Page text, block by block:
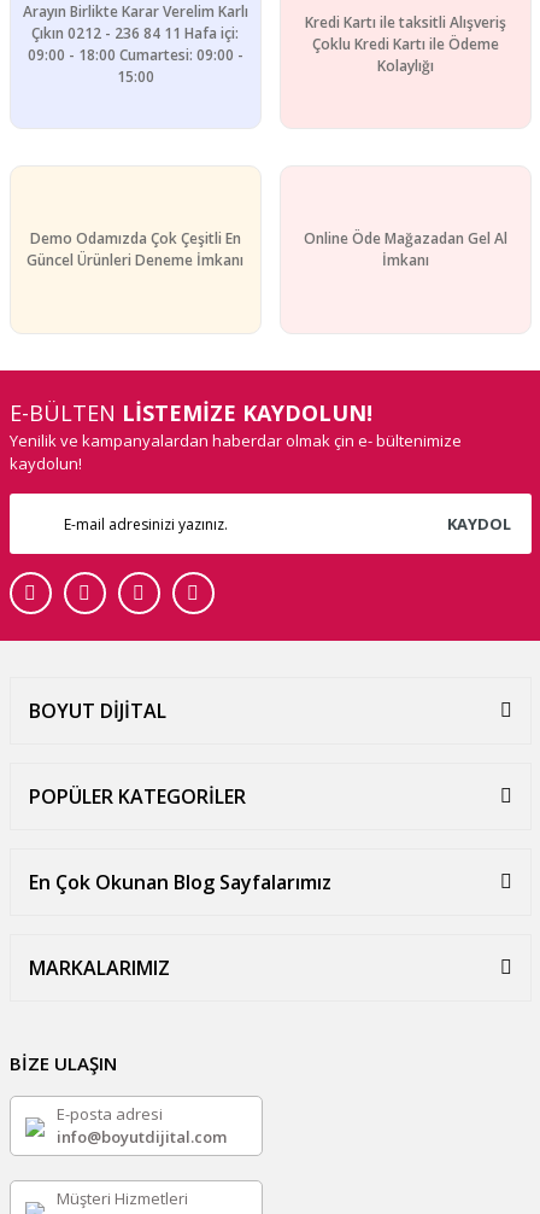
Arayın Birlikte Karar Verelim Karlı
Çıkın 0212 - 236 84 11 Hafa içi:
09:00 - 18:00 Cumartesi: 09:00 -
15:00
Kredi Kartı ile taksitli Alışveriş
Çoklu Kredi Kartı ile Ödeme
Kolaylığı
Demo Odamızda Çok Çeşitli En
Güncel Ürünleri Deneme İmkanı
Online Öde Mağazadan Gel Al
İmkanı
E-BÜLTEN LİSTEMİZE KAYDOLUN!
Yenilik ve kampanyalardan haberdar olmak çin e- bültenimize
kaydolun!
KAYDOL
BOYUT DİJİTAL
POPÜLER KATEGORİLER
En Çok Okunan Blog Sayfalarımız
MARKALARIMIZ
BİZE ULAŞIN
E-posta adresi
info@boyutdijital.com
Müşteri Hizmetleri